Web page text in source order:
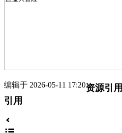
编辑于 2026-05-11 17:20资源引用
引用